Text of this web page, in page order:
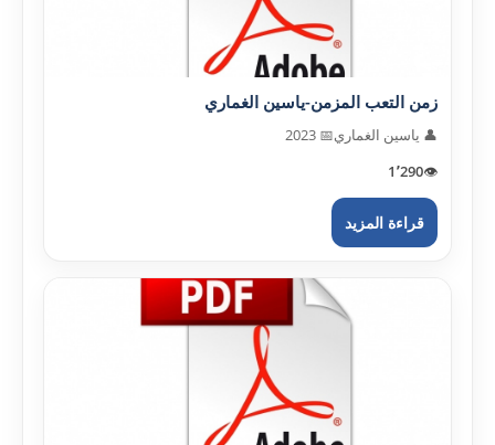
زمن التعب المزمن-ياسين الغماري
👤 ياسين الغماري📅 2023
👁️1٬290
قراءة المزيد